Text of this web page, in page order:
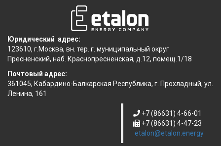
Юридический адрес:
123610, г.Москва, вн. тер. г. муниципальный округ
Пресненский, наб. Краснопресненская, д.12, помещ.1/18
Почтовый адрес:
361045, Кабардино-Балкарская Республика, г. Прохладный, ул.
Ленина, 161
+7 (86631) 4-66-01
+7 (86631) 4-47-23
etalon@etalon.energy